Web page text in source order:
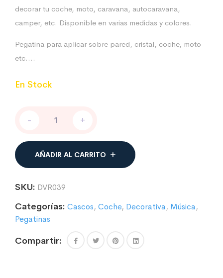
decorar tu coche, moto, caravana, autocaravana,
camper, etc. Disponible en varias medidas y colores.
Pegatina para aplicar sobre pared, cristal, coche, moto
etc….
En Stock
cantidad
- +
AÑADIR AL CARRITO
SKU: DVR039
Categorías: Cascos, Coche, Decorativa, Música,
Pegatinas
Compartir: